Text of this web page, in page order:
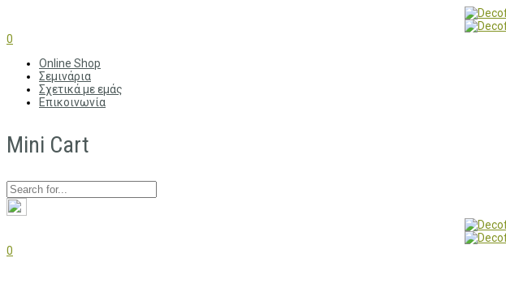
0
Online Shop
Σεμινάρια
Σχετικά με εμάς
Επικοινωνία
Mini Cart
0